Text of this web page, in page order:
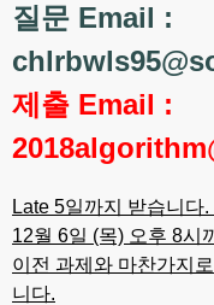
질문 Email :
제출 Email :
Late 5일까지 받습니다
12월 6일 (목) 오후 8시
이전 과제와 마찬가지
니다.